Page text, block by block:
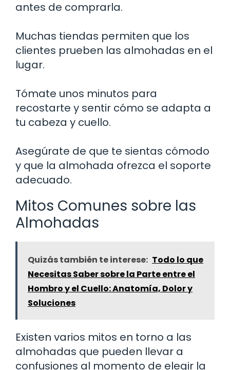
antes de comprarla.
Muchas tiendas permiten que los
clientes prueben las almohadas en el
lugar.
Tómate unos minutos para
recostarte y sentir cómo se adapta a
tu cabeza y cuello.
Asegúrate de que te sientas cómodo
y que la almohada ofrezca el soporte
adecuado.
Mitos Comunes sobre las
Almohadas
Quizás también te interese: Todo lo que
Necesitas Saber sobre la Parte entre el
Hombro y el Cuello: Anatomía, Dolor y
Soluciones
Existen varios mitos en torno a las
almohadas que pueden llevar a
confusiones al momento de elegir la